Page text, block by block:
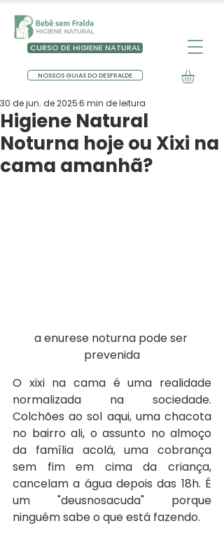
CURSO DE HIGIENE NATURAL
NOSSOS GUIAS DO DESFRALDE
Higiene Natural
Noturna hoje ou Xixi na
cama amanhã?
30 de jun. de 20256 min de leitura
a enurese noturna pode ser
prevenida
O xixi na cama é uma realidade
normalizada na sociedade.
Colchões ao sol aqui, uma chacota
no bairro ali, o assunto no almoço
da família acolá, uma cobrança
sem fim em cima da criança,
cancelam a água depois das 18h. É
um "deusnosacuda" porque
ninguém sabe o que está fazendo.